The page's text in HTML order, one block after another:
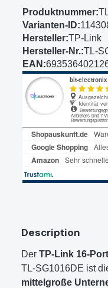
Produktnummer:
Varianten-ID:
Hersteller:TP-Link
Hersteller-Nr.:TL-
EAN:
Description
Der TP-Link 16-
TL-SG1016DE ist
mittelgroße